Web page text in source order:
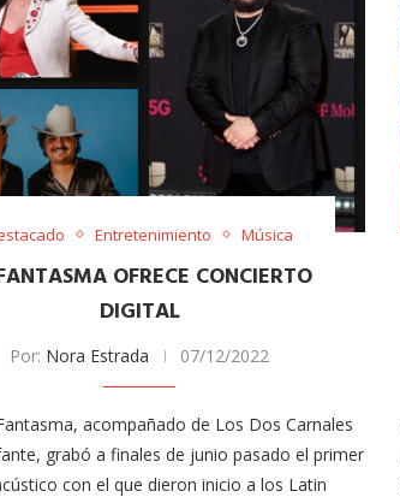
Entretenimiento Música
OFRECE CONCIERTO
DIGITAL
Por: Nora Estrada 07/12/2022
acompañado de Los Dos Carnales
grabó a finales de junio pasado el primer
con el que dieron inicio a los Latin
alfombra roja...
02/09/2025